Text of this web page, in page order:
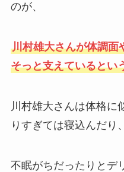
のが、
川村雄大さんが体調面
そっと支えているとい
川村雄大さんは体格に
りすぎては寝込んだり、
不眠がちだったりとデ